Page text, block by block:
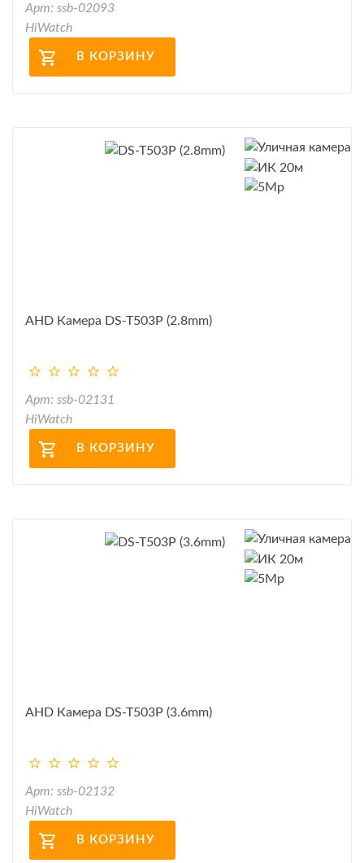
Арт: ssb-02093
HiWatch
В КОРЗИНУ
AHD Камера DS-T503P (2.8mm)
Арт: ssb-02131
HiWatch
В КОРЗИНУ
AHD Камера DS-T503P (3.6mm)
Арт: ssb-02132
HiWatch
В КОРЗИНУ